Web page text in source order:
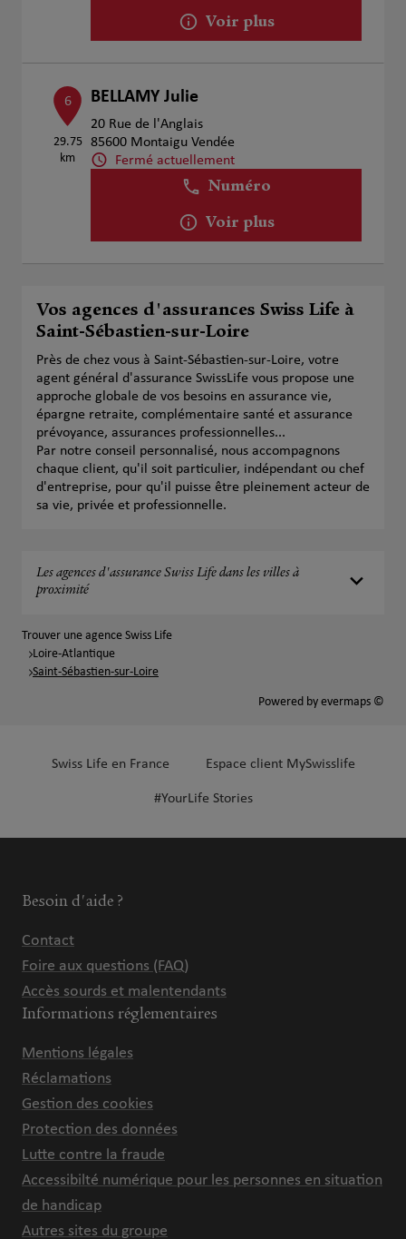
Voir plus
6
29.75
km
BELLAMY Julie
20 Rue de l'Anglais
85600 Montaigu Vendée
Fermé actuellement
Numéro
Voir plus
Vos agences d'assurances Swiss Life à
Saint-Sébastien-sur-Loire
Près de chez vous à Saint-Sébastien-sur-Loire, votre
agent général d'assurance SwissLife vous propose une
approche globale de vos besoins en assurance vie,
épargne retraite, complémentaire santé et assurance
prévoyance, assurances professionnelles...
Par notre conseil personnalisé, nous accompagnons
chaque client, qu'il soit particulier, indépendant ou chef
d'entreprise, pour qu'il puisse être pleinement acteur de
sa vie, privée et professionnelle.
Les agences d'assurance Swiss Life dans les villes à
proximité
Trouver une agence Swiss Life
Loire-Atlantique
Saint-Sébastien-sur-Loire
Powered by evermaps ©
Swiss Life en France Espace client MySwisslife
#YourLife Stories
Besoin d'aide ?
Contact
Foire aux questions (FAQ)
Accès sourds et malentendants
Informations réglementaires
Mentions légales
Réclamations
Gestion des cookies
Protection des données
Lutte contre la fraude
Accessibilté numérique pour les personnes en situation
de handicap
Autres sites du groupe